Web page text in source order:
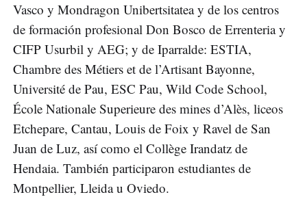
Vasco y Mondragon Unibertsitatea y de los centros
de formación profesional Don Bosco de Errenteria y
CIFP Usurbil y AEG; y de Iparralde: ESTIA,
Chambre des Métiers et de l’Artisant Bayonne,
Université de Pau, ESC Pau, Wild Code School,
École Nationale Superieure des mines d’Alès, liceos
Etchepare, Cantau, Louis de Foix y Ravel de San
Juan de Luz, así como el Collège Irandatz de
Hendaia. También participaron estudiantes de
Montpellier, Lleida u Oviedo.